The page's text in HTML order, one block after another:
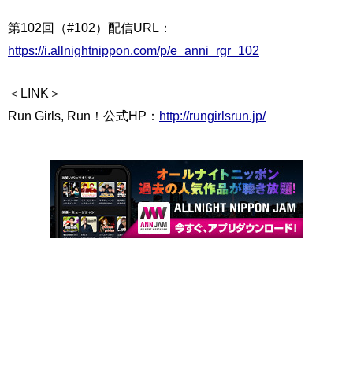
第102回（#102）配信URL：
https://i.allnightnippon.com/p/e_anni_rgr_102
＜LINK＞
Run Girls, Run！公式HP： http://rungirlsrun.jp/